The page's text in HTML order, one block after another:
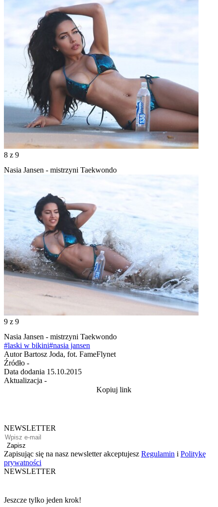
8 z 9
Nasia Jansen - mistrzyni Taekwondo
9 z 9
Nasia Jansen - mistrzyni Taekwondo
#laski w bikini#nasia jansen
Autor Bartosz Joda, fot. FameFlynet
Źródło -
Data dodania 15.10.2015
Aktualizacja -
Kopiuj link
NEWSLETTER
Zapisz
Zapisując się na nasz newsletter akceptujesz Regulamin i Politykę
prywatności
NEWSLETTER
Jeszcze tylko jeden krok!